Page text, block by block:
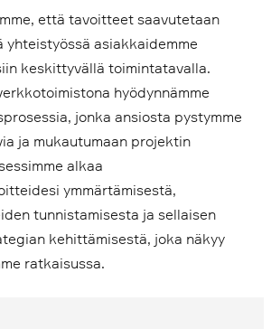
että tavoitteet saavutetaan
yhteistyössä asiakkaidemme
keskittyvällä toimintatavalla.
hyödynnämme
jonka ansiosta pystymme
ja mukautumaan projektin
alkaa
ymmärtämisestä,
tunnistamisesta ja sellaisen
kehittämisestä, joka näkyy
ratkaisussa.